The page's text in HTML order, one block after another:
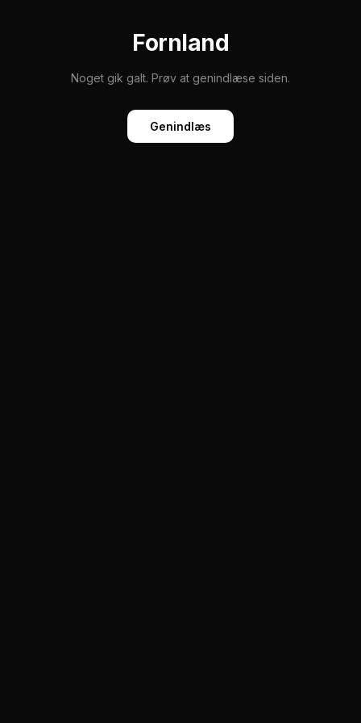
Fornland
Noget gik galt. Prøv at genindlæse siden.
Genindlæs